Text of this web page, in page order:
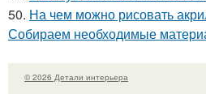
50. На чем можно рисовать
Собираем необходимые
© 2026 Детали интерьера